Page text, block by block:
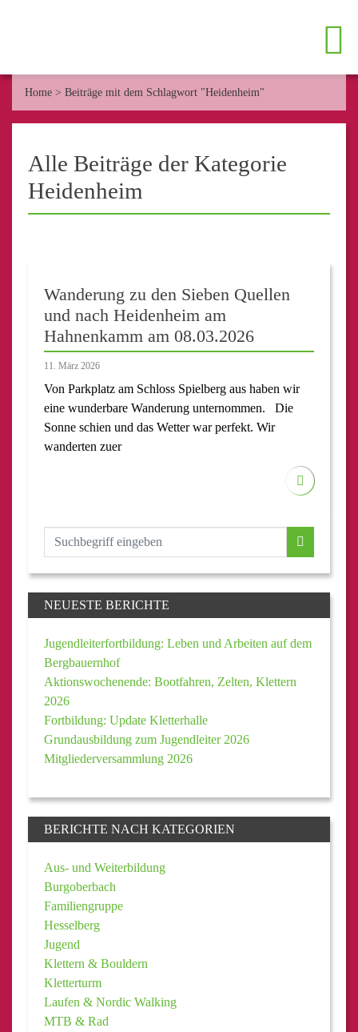
Home > Beiträge mit dem Schlagwort "Heidenheim"
Alle Beiträge der Kategorie
Heidenheim
Wanderung zu den Sieben Quellen
und nach Heidenheim am
Hahnenkamm am 08.03.2026
11. März 2026
Von Parkplatz am Schloss Spielberg aus haben wir
eine wunderbare Wanderung unternommen. Die
Sonne schien und das Wetter war perfekt. Wir
wanderten zuer
NEUESTE BERICHTE
Jugendleiterfortbildung: Leben und Arbeiten auf dem
Bergbauernhof
Aktionswochenende: Bootfahren, Zelten, Klettern
2026
Fortbildung: Update Kletterhalle
Grundausbildung zum Jugendleiter 2026
Mitgliederversammlung 2026
BERICHTE NACH KATEGORIEN
Aus- und Weiterbildung
Burgoberbach
Familiengruppe
Hesselberg
Jugend
Klettern & Bouldern
Kletterturm
Laufen & Nordic Walking
MTB & Rad